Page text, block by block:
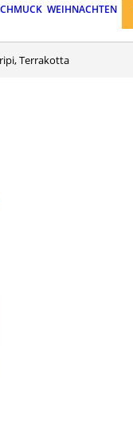
WEIHNACHTEN
Terrakotta